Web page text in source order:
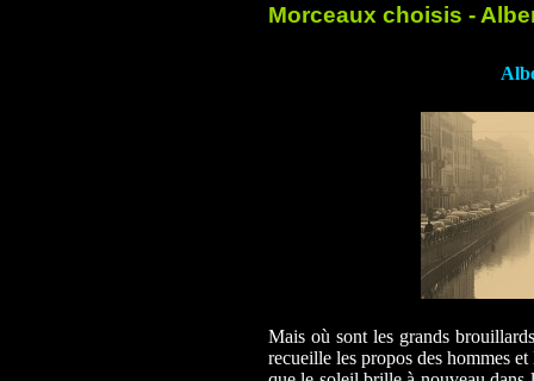
Morceaux choisis -
Mais où sont les grands
recueille les propos des hommes